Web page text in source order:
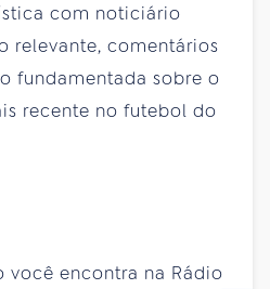
com noticiário
relevante, comentários
fundamentada sobre o
recente no futebol do
você encontra na Rádio